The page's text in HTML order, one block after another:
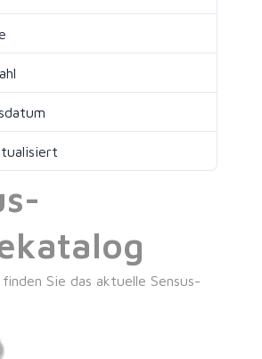
finden Sie das aktuelle Sensus-